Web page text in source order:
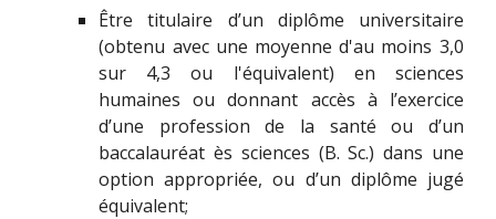
Être titulaire d’un diplôme universitaire
(obtenu avec une moyenne d'au moins 3,0
sur 4,3 ou l'équivalent) en sciences
humaines ou donnant accès à l’exercice
d’une profession de la santé ou d’un
baccalauréat ès sciences (B. Sc.) dans une
option appropriée, ou d’un diplôme jugé
équivalent;